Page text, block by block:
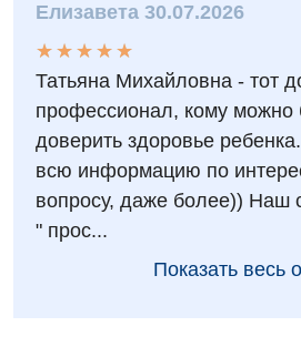
Детская гастроэнтерология
Детская гинекология
Детская кардиоревматология
Детская неврология
Детская ортопедия и
Детская оториноларингология
Елизавета 30.07.2026
★
★
★
★
★
★ ★ ★ ★ ★
Татьяна Михайловна - тот
профессионал, кому можно
доверить здоровье
всю информацию по
вопросу, даже более)) Наш
" прос...
Показать весь